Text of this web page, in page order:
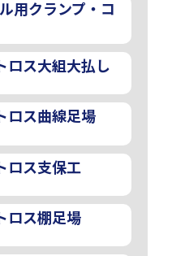
用クランプ・コ
ロス大組大払し
ロス曲線足場
ロス支保工
ロス棚足場